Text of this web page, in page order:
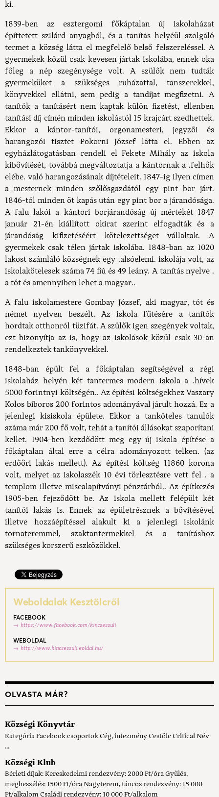
ki.
1839-ben az esztergomi főkáptalan új iskolaházat
építtetett szilárd anyagból, és a tanítás helyéül szolgáló
termet a község látta el megfelelő belső felszereléssel. A
gyermekek közül csak kevesen jártak iskolába, ennek oka
főleg a nép szegénysége volt. A szülők nem tudták
gyermeküket a szükséges ruházattal, tanszerekkel,
könyvekkel ellátni, sem pedig a tandíjat megfizetni. A
tanítók a tanításért nem kaptak külön fizetést, ellenben
tanítási díj címén minden iskolástól 15 krajcárt szedhettek.
Ekkor a kántor-tanítói, orgonamesteri, jegyzői és
harangozói tisztet Pokorni József látta el. Ebben az
egyházlátogatásban rendeli el Fekete Mihály az iskola
kibővítését, továbbá megváltoztatja a kántornak a .felhők
elébe. való harangozásának díjtételeit. 1847-ig ilyen címen
a mesternek minden szőlősgazdától egy pint bor járt.
1846-tól minden öt kapás után egy pint bor a járandósága.
A falu lakói a kántori borjárandóság új mértékét 1847
január 21-én kiállított okirat szerint elfogadták és a
járandóság kifizetéséért kötelezettséget vállaltak. A
gyermekek csak télen jártak iskolába. 1848-ban az 1020
lakost számláló községnek egy .alsóelemi. iskolája volt, az
iskolakötelesek száma 74 fiú és 49 leány. A tanítás nyelve .
a tót és amennyiben lehet a magyar..
A falu iskolamestere Gombay József, aki magyar, tót és
német nyelven beszélt. Az iskola fűtésére a tanítók
hordtak otthonról tüzifát. A szülők igen szegények voltak,
ezt bizonyítja az is, hogy az iskolások közül csak 30-an
rendelkeztek tankönyvekkel.
1848-ban épült fel a főkáptalan segítségével a régi
iskolaház helyén két tantermes modern iskola a .hívek
5000 forintnyi költségén.. Az építési költségekhez Vaszary
Kolos bíboros 200 forintos adományával járult hozzá. Ez a
jelenlegi kisiskola épülete. Ekkor a tanköteles tanulók
száma már 200 fő volt, tehát a tanítói állásokat szaporítani
kellet. 1904-ben kezdődött meg egy új iskola építése a
főkáptalan által erre a célra adományozott telken. (az
erdőőri lakás mellett). Az építési költség 11860 korona
volt, melyet az iskolaszék 10 évi törlesztésre vett fel . a
templom illetve misealapítványi pénztárból.. Az építkezés
1905-ben fejeződött be. Az iskola mellett felépült két
tanítói lakás is. Ennek az épületrésznek a bővítésével
illetve hozzáépítéssel alakult ki a jelenlegi iskolánk
tornateremmel, szaktantermekkel és a tanításhoz
szükséges korszerű eszközökkel.
Weboldalak Kesztölcről
FACEBOOK
https://www.facebook.com/kincsessuli
WEBOLDAL
http://www.kincsessuli.eoldal.hu/
OLVASTA MÁR?
Községi Könyvtár
Kategória Facebook csoportok Cég, intezmény Cestölc Critical Név
...
Községi Klub
Bérleti díjak: Kereskedelmi rendezvény: 2000 Ft/óra Gyűlés,
megbeszélés: 1500 Ft/óra Nagyterem, táncos rendezvény: 15 000
Ft/alkalom Családi rendezvény: 10 000 Ft/alkalom